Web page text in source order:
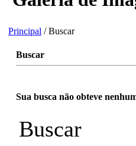
Principal / Buscar
Buscar
Sua busca não obteve
Buscar